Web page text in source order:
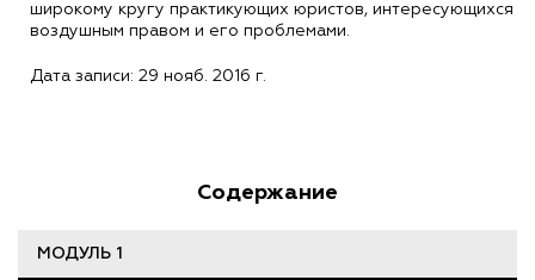
широкому кругу практикующих юристов, интересующихся
воздушным правом и его проблемами.
Дата записи: 29 нояб. 2016 г.
Содержание
МОДУЛЬ 1